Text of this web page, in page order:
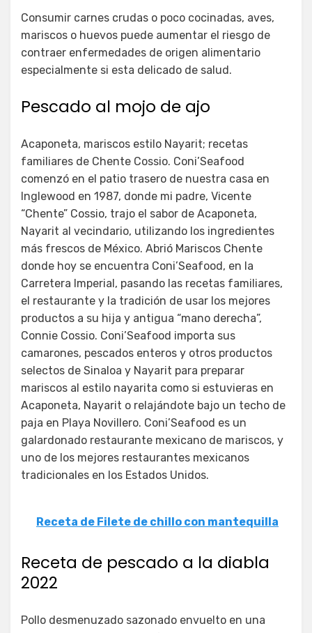
Consumir carnes crudas o poco cocinadas, aves,
mariscos o huevos puede aumentar el riesgo de
contraer enfermedades de origen alimentario
especialmente si esta delicado de salud.
Pescado al mojo de ajo
Acaponeta, mariscos estilo Nayarit; recetas
familiares de Chente Cossio. Coni’Seafood
comenzó en el patio trasero de nuestra casa en
Inglewood en 1987, donde mi padre, Vicente
“Chente” Cossio, trajo el sabor de Acaponeta,
Nayarit al vecindario, utilizando los ingredientes
más frescos de México. Abrió Mariscos Chente
donde hoy se encuentra Coni’Seafood, en la
Carretera Imperial, pasando las recetas familiares,
el restaurante y la tradición de usar los mejores
productos a su hija y antigua “mano derecha”,
Connie Cossio. Coni’Seafood importa sus
camarones, pescados enteros y otros productos
selectos de Sinaloa y Nayarit para preparar
mariscos al estilo nayarita como si estuvieras en
Acaponeta, Nayarit o relajándote bajo un techo de
paja en Playa Novillero. Coni’Seafood es un
galardonado restaurante mexicano de mariscos, y
uno de los mejores restaurantes mexicanos
tradicionales en los Estados Unidos.
Receta de Filete de chillo con mantequilla
Receta de pescado a la diabla
2022
Pollo desmenuzado sazonado envuelto en una